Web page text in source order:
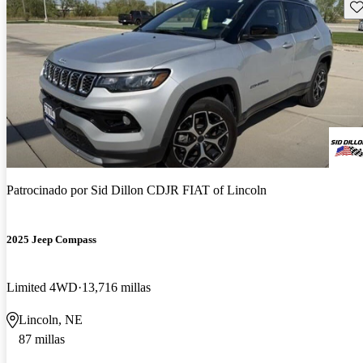
Patrocinado por Sid Dillon CDJR FIAT of Lincoln
2025 Jeep Compass
Limited 4WD 13,716 millas
Lincoln, NE
87 millas